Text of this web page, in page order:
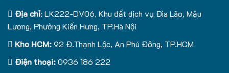
Địa chỉ: LK222-DV06, Khu đất dịch vụ Đìa Lão, Mậu
Lương, Phường Kiến Hưng, TP.Hà Nội
Kho HCM:92 Đ.Thạnh Lộc, An Phú Đông, TP.HCM
Điện thoại:0936 186 222